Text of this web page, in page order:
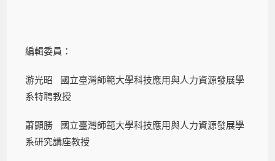
編輯委員：
游光昭 國立臺灣師範大學科技應用與人力資源發展學
系特聘教授
蕭顯勝 國立臺灣師範大學科技應用與人力資源發展學
系研究講座教授